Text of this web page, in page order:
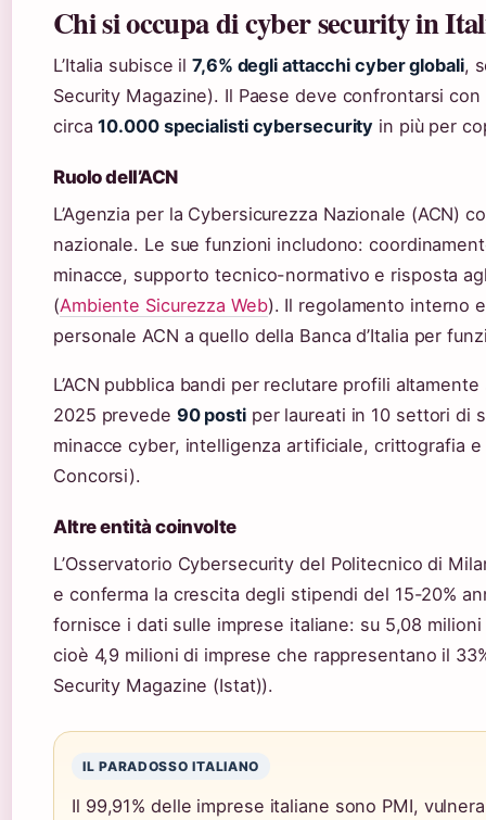
Chi si occupa di cyber security in
L’Italia subisce il 7,6% degli attacchi cyber globali,
Security Magazine). Il Paese deve confrontarsi
circa10.000 specialisti cybersecurity in più per
Ruolo dell’ACN
L’Agenzia per la Cybersicurezza Nazionale (ACN)
nazionale. Le sue funzioni includono:
minacce, supporto tecnico-normativo e risposta
(Ambiente Sicurezza Web). Il regolamento interno
personale ACN a quello della Banca d’Italia per
L’ACN pubblica bandi per reclutare profili
2025 prevede 90 postiper laureati in 10 settori di
minacce cyber, intelligenza artificiale, crittografia
Concorsi).
Altre entità coinvolte
L’Osservatorio Cybersecurity del Politecnico di
e conferma la crescita degli stipendi del 15-20%
fornisce i dati sulle imprese italiane: su 5,08
cioè 4,9 milioni di imprese che rappresentano il
Security Magazine (Istat)).
IL PARADOSSO ITALIANO
Il 99,91% delle imprese italiane sono PMI,